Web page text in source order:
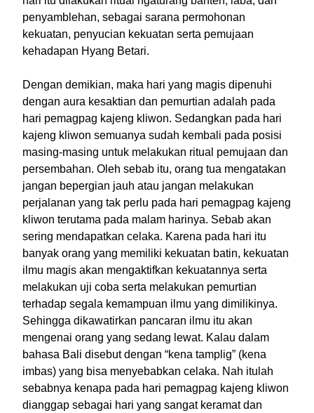
penyamblehan, sebagai sarana permohonan
kekuatan, penyucian kekuatan serta pemujaan
kehadapan Hyang Betari.
Dengan demikian, maka hari yang magis dipenuhi
dengan aura kesaktian dan pemurtian adalah pada
hari pemagpag kajeng kliwon. Sedangkan pada hari
kajeng kliwon semuanya sudah kembali pada posisi
masing-masing untuk melakukan ritual pemujaan dan
persembahan. Oleh sebab itu, orang tua mengatakan
jangan bepergian jauh atau jangan melakukan
perjalanan yang tak perlu pada hari pemagpag kajeng
kliwon terutama pada malam harinya. Sebab akan
sering mendapatkan celaka. Karena pada hari itu
banyak orang yang memiliki kekuatan batin, kekuatan
ilmu magis akan mengaktifkan kekuatannya serta
melakukan uji coba serta melakukan pemurtian
terhadap segala kemampuan ilmu yang dimilikinya.
Sehingga dikawatirkan pancaran ilmu itu akan
mengenai orang yang sedang lewat. Kalau dalam
bahasa Bali disebut dengan “kena tamplig” (kena
imbas) yang bisa menyebabkan celaka. Nah itulah
sebabnya kenapa pada hari pemagpag kajeng kliwon
dianggap sebagai hari yang sangat keramat dan